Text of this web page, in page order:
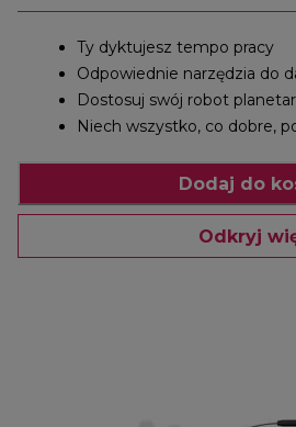
Ty dyktujesz tempo pracy
Odpowiednie narzędzia do
Dostosuj swój robot
Niech wszystko, co dobre,
Dodaj do
Odkryj